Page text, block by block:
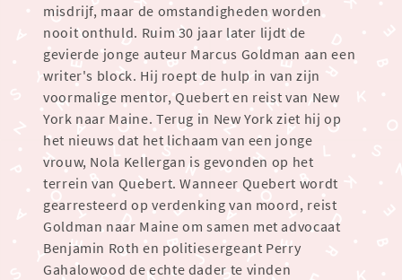
misdrijf, maar de omstandigheden worden
nooit onthuld. Ruim 30 jaar later lijdt de
gevierde jonge auteur Marcus Goldman aan een
writer's block. Hij roept de hulp in van zijn
voormalige mentor, Quebert en reist van New
York naar Maine. Terug in New York ziet hij op
het nieuws dat het lichaam van een jonge
vrouw, Nola Kellergan is gevonden op het
terrein van Quebert. Wanneer Quebert wordt
gearresteerd op verdenking van moord, reist
Goldman naar Maine om samen met advocaat
Benjamin Roth en politiesergeant Perry
Gahalowood de echte dader te vinden